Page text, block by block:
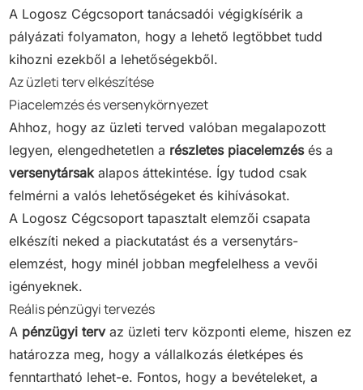
A Logosz Cégcsoport tanácsadói végigkísérik a
pályázati folyamaton, hogy a lehető legtöbbet tudd
kihozni ezekből a lehetőségekből.
Az üzleti terv elkészítése
Piacelemzés és versenykörnyezet
Ahhoz, hogy az üzleti terved valóban megalapozott
legyen, elengedhetetlen a részletes piacelemzésés a
versenytársakalapos áttekintése. Így tudod csak
felmérni a valós lehetőségeket és kihívásokat.
A Logosz Cégcsoport tapasztalt elemzői csapata
elkészíti neked a piackutatást és a versenytárs-
elemzést, hogy minél jobban megfelelhess a vevői
igényeknek.
Reális pénzügyi tervezés
A pénzügyi tervaz üzleti terv központi eleme, hiszen ez
határozza meg, hogy a vállalkozás életképes és
fenntartható lehet-e. Fontos, hogy a bevételeket, a